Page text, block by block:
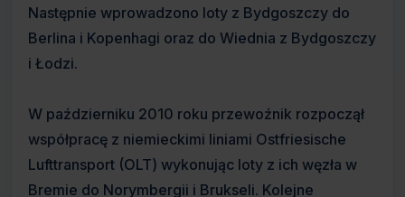
Następnie wprowadzono loty z Bydgoszczy do
Berlina i Kopenhagi oraz do Wiednia z Bydgoszczy
i Łodzi.
W październiku 2010 roku przewoźnik rozpoczął
współpracę z niemieckimi liniami Ostfriesische
Lufttransport (OLT) wykonując loty z ich węzła w
Bremie do Norymbergii i Brukseli. Kolejne